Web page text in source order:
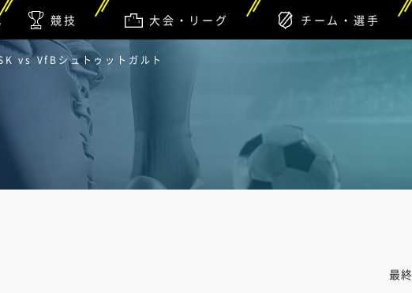
競技 大会・リーグ チーム・選手
vs VfBシュトゥットガルト
最